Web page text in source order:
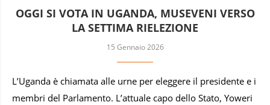
OGGI SI VOTA IN UGANDA, MUSEVENI VERSO
LA SETTIMA RIELEZIONE
15 Gennaio 2026
L’Uganda è chiamata alle urne per eleggere il presidente e i
membri del Parlamento. L’attuale capo dello Stato, Yoweri